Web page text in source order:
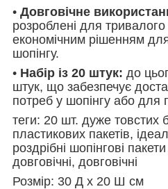
• Довговічне
розроблені для
економічним рішенням
шопінгу.
• Набір із 20 штук: до
штук, що забезпечує
потреб у шопінгу або для
теги: 20 шт. дуже товстих
пластикових пакетів,
роздрібні шопінгові
довговічні, довговічні
Розмір: 30 Д x 20 Ш см